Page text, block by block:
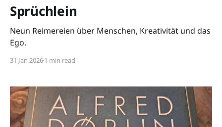
Sprüchlein
Neun Reimereien über Menschen, Kreativität und das
Ego.
31 Jan 20261 min read